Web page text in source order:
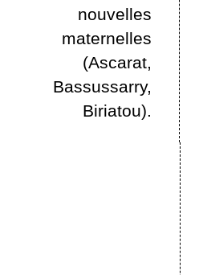
nouvelles
maternelles
(Ascarat,
Bassussarry,
Biriatou).